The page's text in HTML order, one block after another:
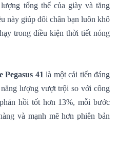
tổng thể của giày và tăng
này giúp đôi chân bạn luôn khô
trong điều kiện thời tiết nóng
Pegasus 41 là một cải tiến đáng
lượng vượt trội so với công
hồi tốt hơn 13%, mỗi bước
và mạnh mẽ hơn phiên bản